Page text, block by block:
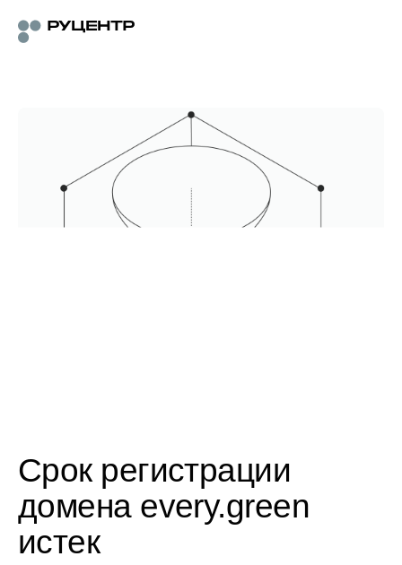
Срок регистрации
домена every.green
истек